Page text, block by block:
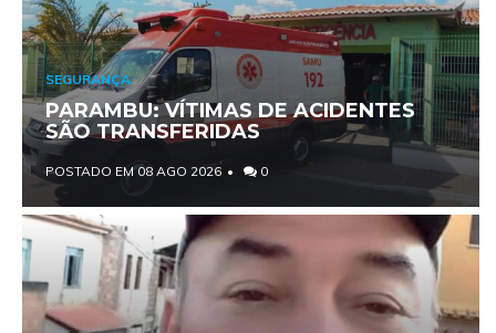
SEGURANÇA
PARAMBU: VÍTIMAS DE ACIDENTES
SÃO TRANSFERIDAS
POSTADO EM 08 AGO 2026 0